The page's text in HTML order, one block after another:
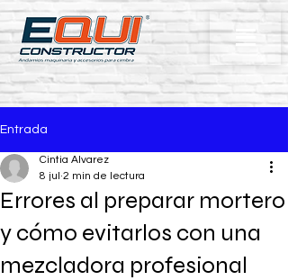
Entrada
Errores al preparar mortero
y cómo evitarlos con una
mezcladora profesional
Cintia Alvarez
8 jul 2 min de lectura